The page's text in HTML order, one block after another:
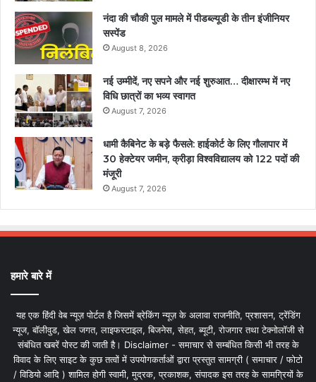
नंदा की चौकी पुल मामले में पीडब्ल्यूडी के तीन इंजीनियर
सस्पेंड
August 8, 2026
नई उम्मीदें, नए सपने और नई शुरुआत… दीक्षारम्भ में नए
विधि छात्रों का भव्य स्वागत
August 7, 2026
धामी कैबिनेट के बड़े फैसले: हाईकोर्ट के लिए गौलापार में
30 हेक्टेयर जमीन, क्रीड़ा विश्वविद्यालय को 122 पदों की
मंजूरी
August 7, 2026
हमारे बारे में
यह एक हिंदी वेब न्यूज़ पोर्टल है जिसमें ब्रेकिंग न्यूज़ के अलावा राजनीति, प्रशासन, ट्रेंडिंग
न्यूज, बॉलीवुड, खेल जगत, लाइफस्टाइल, बिजनेस, सेहत, ब्यूटी, रोजगार तथा टेक्नोलॉजी से
संबंधित खबरें पोस्ट की जाती है। Disclaimer - समाचार से सम्बंधित किसी भी तरह के
विवाद के लिए साइट के कुछ तत्वों में उपयोगकर्ताओं द्वारा प्रस्तुत सामग्री ( समाचार / फोटो
/ विडियो आदि ) शामिल होगी स्वामी, मुद्रक, प्रकाशक, संपादक इस तरह के सामग्रियों के